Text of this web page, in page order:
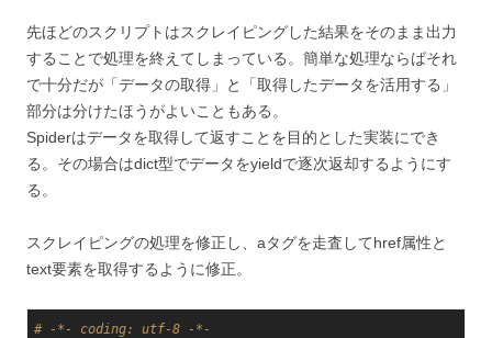
先ほどのスクリプトはスクレイピングした結果をそのまま出力
することで処理を終えてしまっている。簡単な処理ならばそれ
で十分だが「データの取得」と「取得したデータを活用する」
部分は分けたほうがよいこともある。
Spiderはデータを取得して返すことを目的とした実装にでき
る。その場合はdict型でデータをyieldで逐次返却するようにす
る。
スクレイピングの処理を修正し、aタグを走査してhref属性と
text要素を取得するように修正。
# -*- coding: utf-8 -*-